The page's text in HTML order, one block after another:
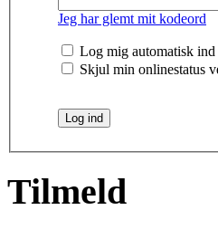
Jeg har glemt mit kodeord
Log mig automatisk ind
Skjul min onlinestatus
Tilmeld